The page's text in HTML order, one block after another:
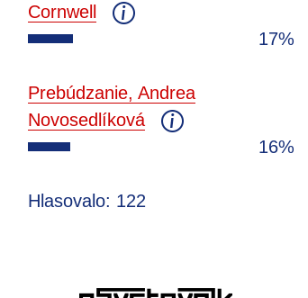
Cornwell
17%
Prebúdzanie, Andrea
Novosedlíková
16%
Hlasovalo: 122